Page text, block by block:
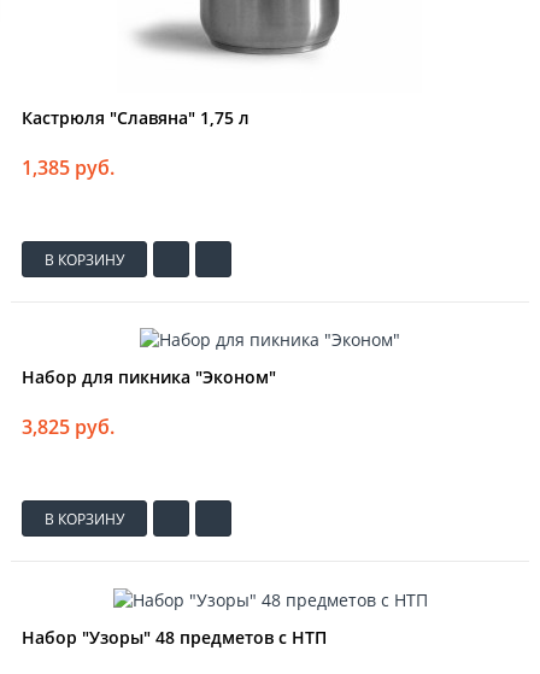
Кастрюля "Славяна" 1,75 л
1,385 руб.
В КОРЗИНУ
Набор для пикника "Эконом"
3,825 руб.
В КОРЗИНУ
Набор "Узоры" 48 предметов с НТП